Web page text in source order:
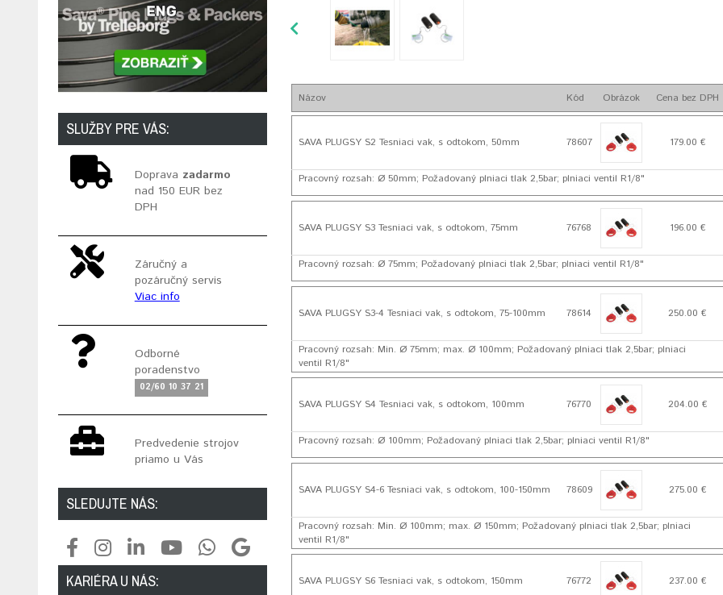
SLUŽBY PRE VÁS:
Doprava zadarmo
nad 150 EUR bez
DPH
Záručný a
pozáručný servis
Viac info
Odborné
poradenstvo
02/60 10 37 21
Predvedenie strojov
priamo u Vás
SLEDUJTE NÁS:
KARIÉRA U NÁS:
Názov Kód Obrázok Cena bez DPH
SAVA PLUGSY S2 Tesniaci vak, s odtokom, 50mm 78607 179.00 €
Pracovný rozsah: Ø 50mm; Požadovaný plniaci tlak 2,5bar; plniaci ventil R1/8"
SAVA PLUGSY S3 Tesniaci vak, s odtokom, 75mm 76768 196.00 €
Pracovný rozsah: Ø 75mm; Požadovaný plniaci tlak 2,5bar; plniaci ventil R1/8"
SAVA PLUGSY S3-4 Tesniaci vak, s odtokom, 75-100mm 78614 250.00 €
Pracovný rozsah: Min. Ø 75mm; max. Ø 100mm; Požadovaný plniaci tlak 2,5bar; plniaci
ventil R1/8"
SAVA PLUGSY S4 Tesniaci vak, s odtokom, 100mm 76770 204.00 €
Pracovný rozsah: Ø 100mm; Požadovaný plniaci tlak 2,5bar; plniaci ventil R1/8"
SAVA PLUGSY S4-6 Tesniaci vak, s odtokom, 100-150mm 78609 275.00 €
Pracovný rozsah: Min. Ø 100mm; max. Ø 150mm; Požadovaný plniaci tlak 2,5bar; plniaci
ventil R1/8"
SAVA PLUGSY S6 Tesniaci vak, s odtokom, 150mm 76772 237.00 €